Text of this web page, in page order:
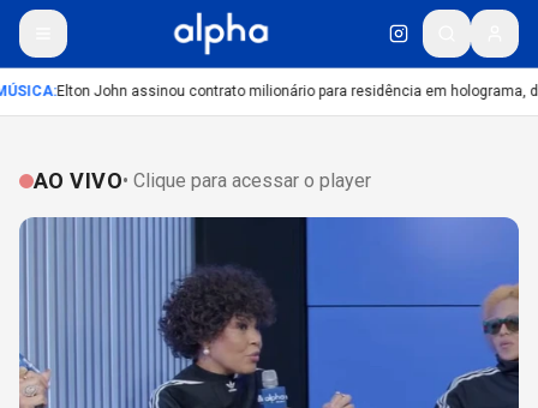
:Elton John assinou contrato milionário para residência em holograma,
AO VIVO• Clique para acessar o player